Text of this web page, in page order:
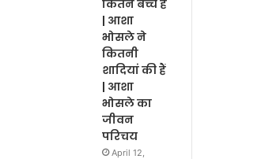
कितने बच्चे हैं
| आशा
भोसले ने
कितनी
शादियां की हैं
| आशा
भोसले का
जीवन
परिचय
April 12,